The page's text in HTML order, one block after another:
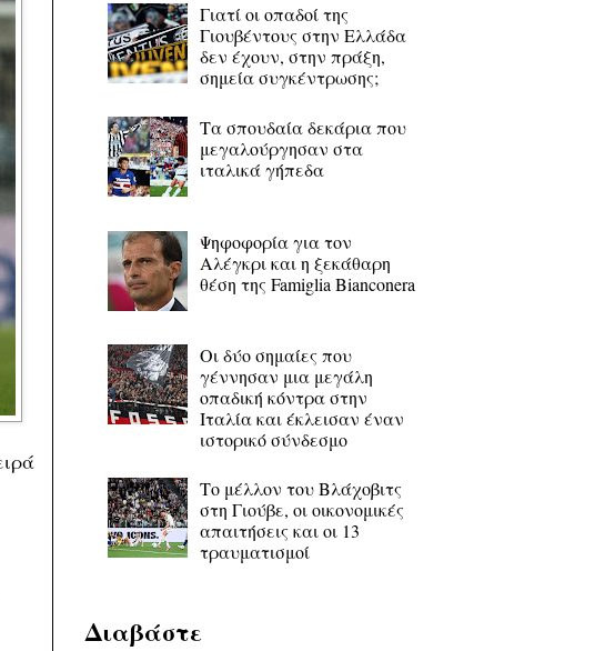
Γιατί οι οπαδοί της
Γιουβέντους στην Ελλάδα
δεν έχουν, στην πράξη,
σημεία συγκέντρωσης;
Τα σπουδαία δεκάρια που
μεγαλούργησαν στα
ιταλικά γήπεδα
Ψηφοφορία για τον
Αλέγκρι και η ξεκάθαρη
θέση της Famiglia Bianconera
Οι δύο σημαίες που
γέννησαν μια μεγάλη
οπαδική κόντρα στην
Ιταλία και έκλεισαν έναν
ιστορικό σύνδεσμο
Το μέλλον του Βλάχοβιτς
στη Γιούβε, οι οικονομικές
απαιτήσεις και οι 13
τραυματισμοί
Διαβάστε